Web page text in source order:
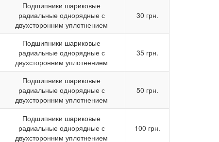
Подшипники шариковые
радиальные однорядные с
двухсторонним уплотнением
30 грн.
Подшипники шариковые
радиальные однорядные с
двухсторонним уплотнением
35 грн.
Подшипники шариковые
радиальные однорядные с
двухсторонним уплотнением
50 грн.
Подшипники шариковые
радиальные однорядные с
двухсторонним уплотнением
100 грн.